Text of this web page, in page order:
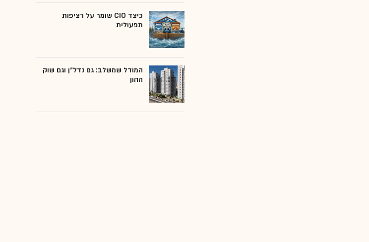
כיצד CIO שומר על רציפות
תפעולית
המודל שמשלב: גם נדל"ן וגם שוק
ההון